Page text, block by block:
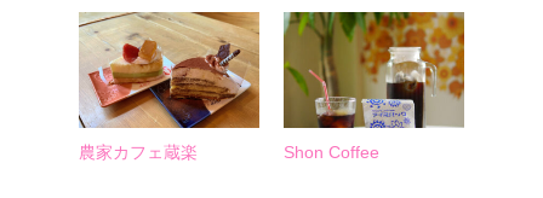
農家カフェ蔵楽 Shon Coffee